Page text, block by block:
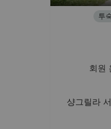
투
회원
샹그릴라